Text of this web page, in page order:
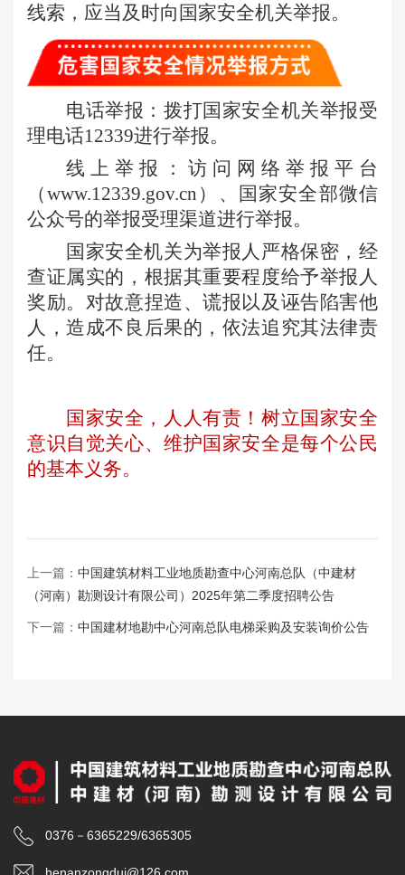
线索，应当及时向国家安全机关举报。
电话举报：拨打国家安全机关举报受
理电话12339进行举报。
线上举报：访问网络举报平台
（www.12339.gov.cn ）、国家安全部微信
公众号的举报受理渠道进行举报。
国家安全机关为举报人严格保密，经
查证属实的，根据其重要程度给予举报人
奖励。对故意捏造、谎报以及诬告陷害他
人，造成不良后果的，依法追究其法律责
任。
国家安全，人人有责！树立国家安全
意识自觉关心、维护国家安全是每个公民
的基本义务。
上一篇： 中国建筑材料工业地质勘查中心河南总队（中建材
（河南）勘测设计有限公司）2025年第二季度招聘公告
下一篇： 中国建材地勘中心河南总队电梯采购及安装询价公告
0376－6365229/6365305